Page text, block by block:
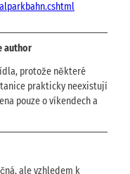
author
protože některé
prakticky neexistují
pouze o víkendech a
ale vzhledem k